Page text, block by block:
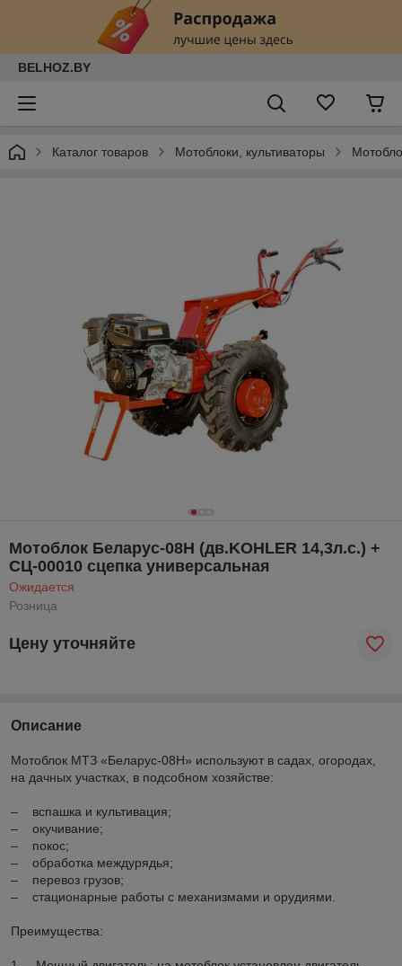
BELHOZ.BY
Каталог товаров Мотоблоки, культиваторы
Мотоблок Беларус-08Н (дв.KOHLER 14,3л.с.) +
СЦ-00010 сцепка универсальная
Ожидается
Розница
Цену уточняйте
Описание
Мотоблок МТЗ «Беларус-08Н» используют в садах, огородах,
на дачных участках, в подсобном хозяйстве:
– вспашка и культивация;
– окучивание;
– покос;
– обработка междурядья;
– перевоз грузов;
– стационарные работы с механизмами и орудиями.
Преимущества: